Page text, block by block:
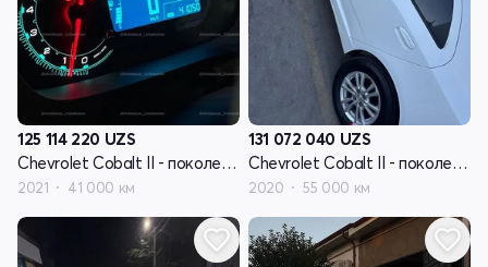
125 114 220 UZS
Chevrolet Cobalt II - поколение рестайлинг
2021 41 000 км
131 072 040 UZS
Chevrolet Cobalt II - поколение рестайлинг
2020 55 000 км